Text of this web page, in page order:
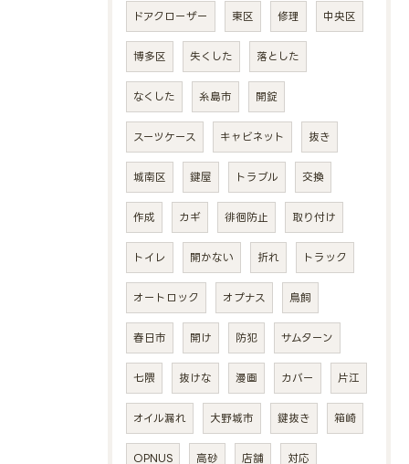
ドアクローザー 東区 修理 中央区
博多区 失くした 落とした
なくした 糸島市 開錠
スーツケース キャビネット 抜き
城南区 鍵屋 トラブル 交換
作成 カギ 徘徊防止 取り付け
トイレ 開かない 折れ トラック
オートロック オプナス 鳥飼
春日市 開け 防犯 サムターン
七隈 抜けな 漫画 カバー 片江
オイル漏れ 大野城市 鍵抜き 箱崎
OPNUS 高砂 店舗 対応